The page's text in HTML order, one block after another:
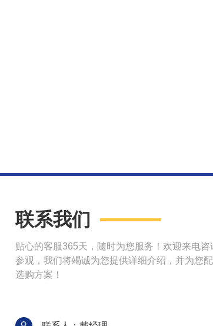
联系我们
贴心的客服365天，随时为您服务！欢迎来电咨
参观，我们将竭诚为您提供详细介绍，并为您
选购方案！